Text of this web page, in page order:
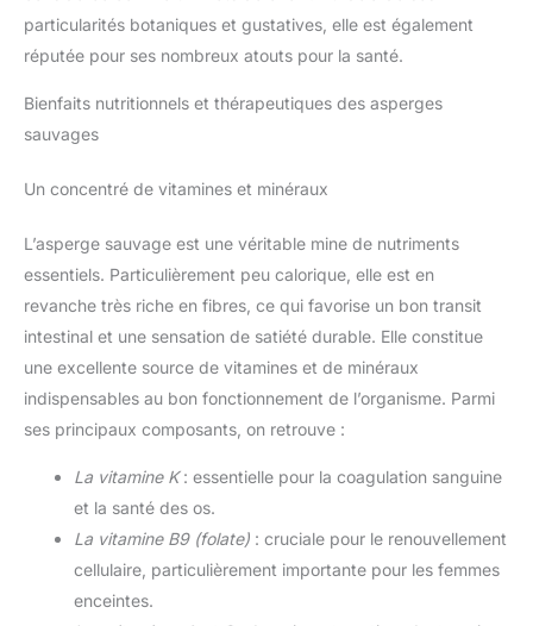
particularités botaniques et gustatives, elle est également
réputée pour ses nombreux atouts pour la santé.
Bienfaits nutritionnels et thérapeutiques des asperges
sauvages
Un concentré de vitamines et minéraux
L’asperge sauvage est une véritable mine de nutriments
essentiels. Particulièrement peu calorique, elle est en
revanche très riche en fibres, ce qui favorise un bon transit
intestinal et une sensation de satiété durable. Elle constitue
une excellente source de vitamines et de minéraux
indispensables au bon fonctionnement de l’organisme. Parmi
ses principaux composants, on retrouve :
La vitamine K: essentielle pour la coagulation sanguine
et la santé des os.
La vitamine B9 (folate) : cruciale pour le renouvellement
cellulaire, particulièrement importante pour les femmes
enceintes.